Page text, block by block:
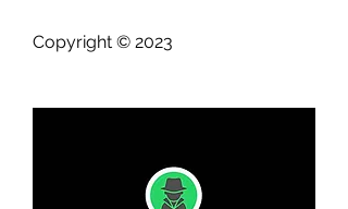
Copyright © 2023